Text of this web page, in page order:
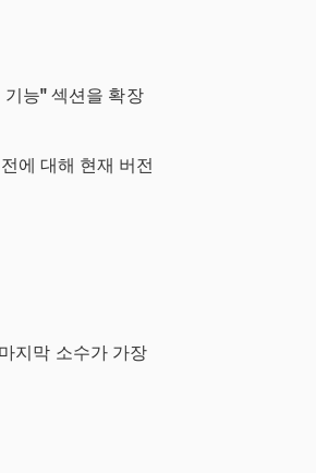
능" 섹션을 확장
에 대해 현재 버전
지막 소수가 가장